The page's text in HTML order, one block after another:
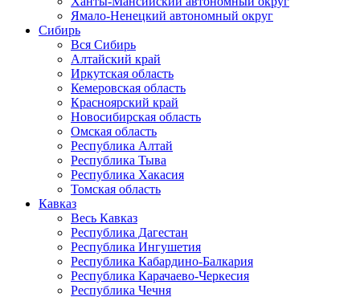
Ямало-Ненецкий автономный округ
Сибирь
Вся Сибирь
Алтайский край
Иркутская область
Кемеровская область
Красноярский край
Новосибирская область
Омская область
Республика Алтай
Республика Тыва
Республика Хакасия
Томская область
Кавказ
Весь Кавказ
Республика Дагестан
Республика Ингушетия
Республика Кабардино-Балкария
Республика Карачаево-Черкесия
Республика Чечня